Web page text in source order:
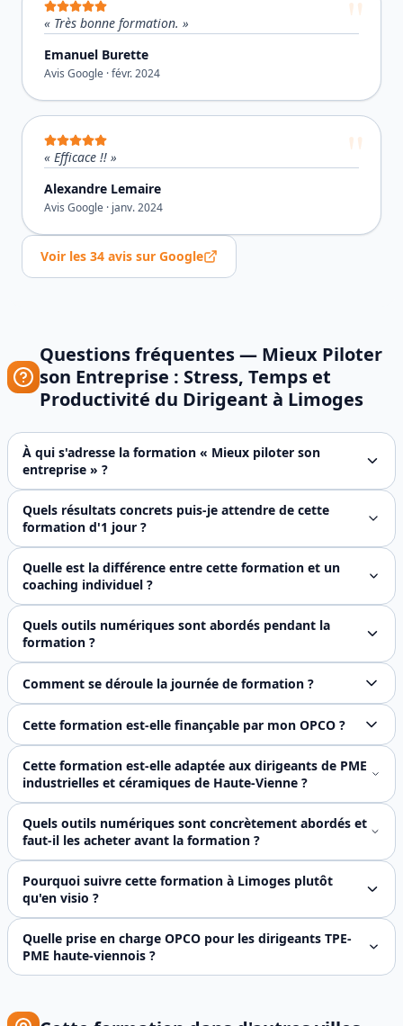
« Très bonne formation. »
Emanuel Burette
Avis Google ·févr. 2024
« Efficace !! »
Alexandre Lemaire
Avis Google · janv. 2024
Voir les 34 avis sur Google
Questions fréquentes — Mieux Piloter
son Entreprise : Stress, Temps et
Productivité du Dirigeant à Limoges
À qui s'adresse la formation « Mieux piloter son
entreprise » ?
Cette formation s'adresse principalement aux dirigeants
Quels résultats concrets puis-je attendre de cette
formation d'1 jour ?
À l'issue de la journée, vous repartez avec : (1) un plan
Quelle est la différence entre cette formation et un
coaching individuel ?
Le coaching individuel s'étale sur plusieurs mois et coûte
Quels outils numériques sont abordés pendant la
formation ?
Nous abordons l'optimisation de l'agenda (semaine
Comment se déroule la journée de formation ?
La formation dure 7 heures (9h-12h30 puis 13h30-17h)
Cette formation est-elle finançable par mon OPCO ?
Oui, FJ Prévention est certifié Qualiopi (N° 2023/
Cette formation est-elle adaptée aux dirigeants de PME
industrielles et céramiques de Haute-Vienne ?
Oui, totalement. Les dirigeants de **PME industrielles
Quels outils numériques sont concrètement abordés et
faut-il les acheter avant la formation ?
Aucun outil à acheter avant. La démo de l'après-midi
Pourquoi suivre cette formation à Limoges plutôt
qu'en visio ?
Trois raisons. Premièrement, le **partage entre pairs
Quelle prise en charge OPCO pour les dirigeants TPE-
PME haute-viennois ?